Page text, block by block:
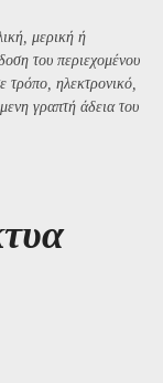
μερική ή
του περιεχομένου
τρόπο, ηλεκτρονικό,
γραπτή άδεια του